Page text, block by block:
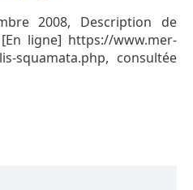
2008, Description de
ligne] https://www.mer-
squamata.php, consultée